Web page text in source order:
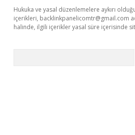
Hukuka ve yasal düzenlemelere aykırı
içerikleri, backlinkpanelicomtr@gmail.com
halinde, ilgili içerikler yasal süre içerisinde